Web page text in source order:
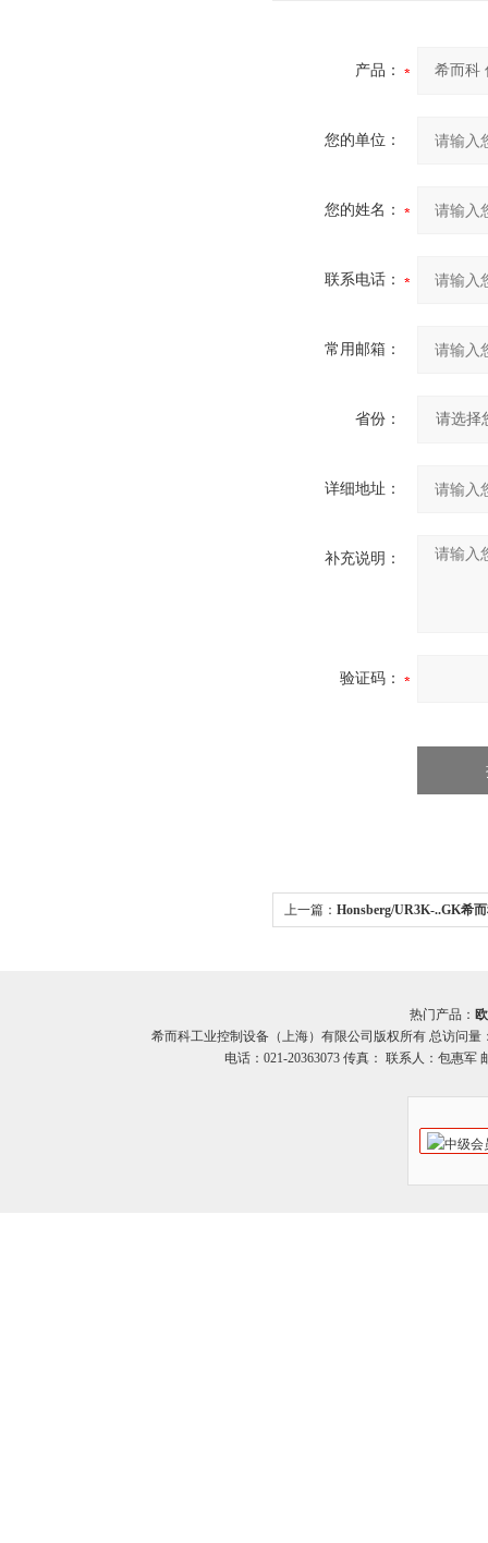
产品：
您的单位：
您的姓名：
联系电话：
常用邮箱：
省份：
详细地址：
补充说明：
验证码：
上一篇： Honsberg/UR3K-..GK希
热门产品：
希而科工业控制设备（上海）有限公司版权所有 总访问量
电话：021-20363073 传真： 联系人：包惠军